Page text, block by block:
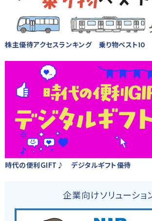
株主優待アクセスランキング 乗り物ベスト10
時代の便利GIFT♪ デジタルギフト優待
企業向けソリューショ